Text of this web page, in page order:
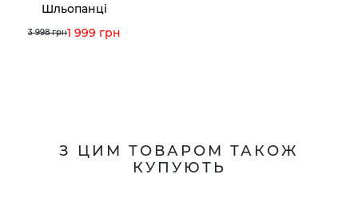
Шльопанці
3 998 грн1 999 грн
З ЦИМ ТОВАРОМ ТАКОЖ
КУПУЮТЬ